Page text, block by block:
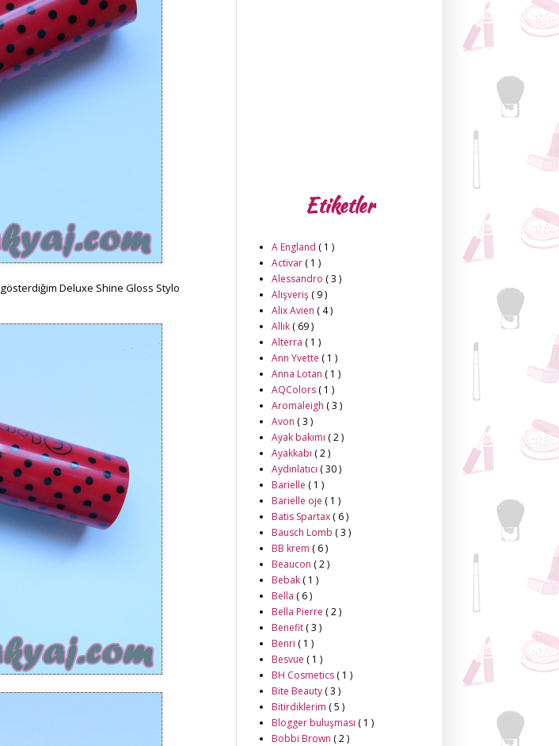
gösterdiğim Deluxe Shine Gloss Stylo
Etiketler
A England ( 1 )
Activar ( 1 )
Alessandro ( 3 )
Alışveriş ( 9 )
Alix Avien ( 4 )
Allık ( 69 )
Alterra ( 1 )
Ann Yvette ( 1 )
Anna Lotan ( 1 )
AQColors ( 1 )
Aromaleigh ( 3 )
Avon ( 3 )
Ayak bakımı ( 2 )
Ayakkabı ( 2 )
Aydınlatıcı ( 30 )
Barielle ( 1 )
Barielle oje ( 1 )
Batis Spartax ( 6 )
Bausch Lomb ( 3 )
BB krem ( 6 )
Beaucon ( 2 )
Bebak ( 1 )
Bella ( 6 )
Bella Pierre ( 2 )
Benefit ( 3 )
Benri ( 1 )
Besvue ( 1 )
BH Cosmetics ( 1 )
Bite Beauty ( 3 )
Bitirdiklerim ( 5 )
Blogger buluşması ( 1 )
Bobbi Brown ( 2 )